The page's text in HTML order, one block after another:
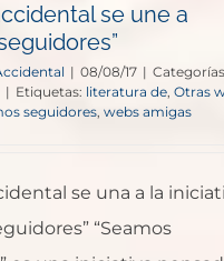
se une a
| 08/08/17 |
| Etiquetas: literatura de, Otras
seguidores, webs amigas
se una a la
“Seamos